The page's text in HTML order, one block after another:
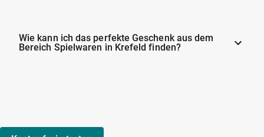
Wie kann ich das perfekte Geschenk aus dem
Bereich Spielwaren in Krefeld finden?